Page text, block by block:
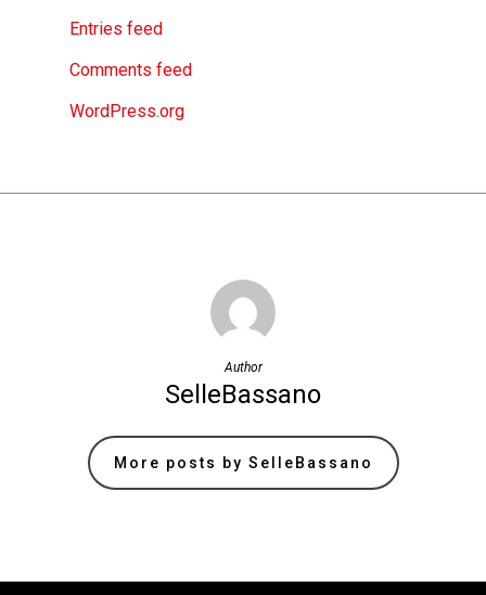
Entries feed
Comments feed
WordPress.org
Author
SelleBassano
More posts by SelleBassano